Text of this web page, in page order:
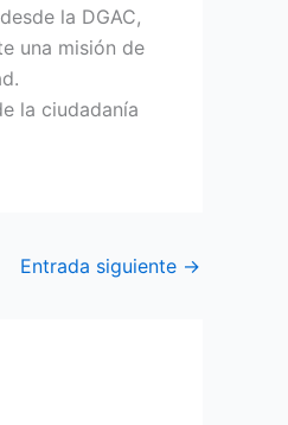
la DGAC,
una misión de
la ciudadanía
Entrada siguiente →